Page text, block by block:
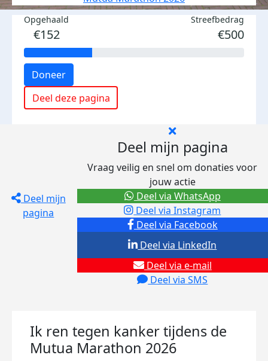
Opgehaald
€152
Streefbedrag
€500
Doneer
Deel deze pagina
Deel mijn
pagina
Deel mijn pagina
Vraag veilig en snel om donaties voor
jouw actie
Deel via Facebook
Deel via Instagram
Deel via e-mail
Deel via SMS
Deel via LinkedIn
Deel via WhatsApp
Ik ren tegen kanker tijdens de
Mutua Marathon 2026